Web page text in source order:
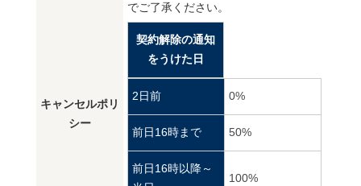
キャンセルポリ
シー
でご了承ください。
契約解除の通知
をうけた日
2日前 0%
前日16時まで 50%
前日16時以降～
100%